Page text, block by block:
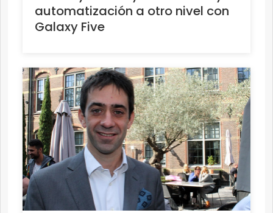
automatización a otro nivel con
Galaxy Five